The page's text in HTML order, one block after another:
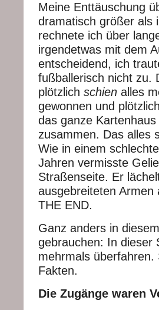
Meine Enttäuschung
dramatisch größer als
rechnete ich über
irgendetwas mit dem
entscheidend, ich
fußballerisch nicht zu.
plötzlich schien alles
gewonnen und plötzlich
das ganze
zusammen. Das alles
Wie in einem
Jahren vermisste
Straßenseite. Er
ausgebreiteten
THE END.
Ganz anders in
gebrauchen: In dieser
mehrmals überfahren.
Fakten.
Die Zugänge waren